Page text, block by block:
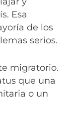
Esa
de los
serios.
migratorio.
que una
o un